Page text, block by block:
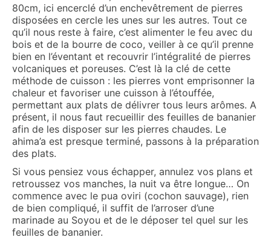
80cm, ici encerclé d’un enchevêtrement de pierres
disposées en cercle les unes sur les autres. Tout ce
qu’il nous reste à faire, c’est alimenter le feu avec du
bois et de la bourre de coco, veiller à ce qu’il prenne
bien en l’éventant et recouvrir l’intégralité de pierres
volcaniques et poreuses. C’est là la clé de cette
méthode de cuisson : les pierres vont emprisonner la
chaleur et favoriser une cuisson à l’étouffée,
permettant aux plats de délivrer tous leurs arômes. A
présent, il nous faut recueillir des feuilles de bananier
afin de les disposer sur les pierres chaudes. Le
ahima’a est presque terminé, passons à la préparation
des plats.
Si vous pensiez vous échapper, annulez vos plans et
retroussez vos manches, la nuit va être longue… On
commence avec le pua oviri (cochon sauvage), rien
de bien compliqué, il suffit de l’arroser d’une
marinade au Soyou et de le déposer tel quel sur les
feuilles de bananier.